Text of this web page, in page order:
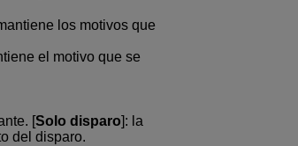
los motivos que
el motivo que se
[Solo disparo]: la
del disparo.